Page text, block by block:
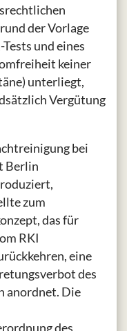
der Vorlage
und eines
keiner
unterliegt,
Vergütung
bei
Berlin
zum
das für
RKI
eine
des
anordnet. Die
des